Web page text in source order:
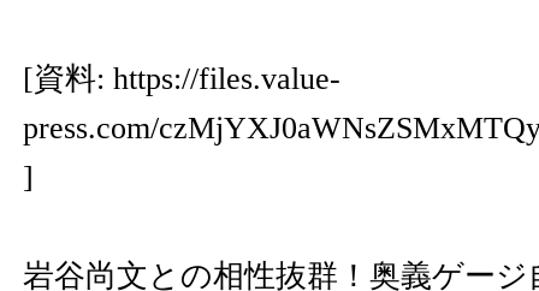
[資料: https://files.value-
press.com/
]
岩谷尚文との相性抜群！奥義ゲー